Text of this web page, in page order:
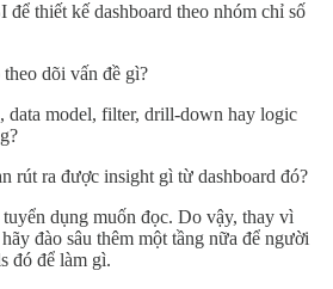
để thiết kế dashboard theo nhóm chỉ số
dõi vấn đề gì?
model, filter, drill-down hay logic
rút ra được insight gì từ dashboard đó?
dụng muốn đọc. Do vậy, thay vì
đào sâu thêm một tầng nữa để người
đó để làm gì.